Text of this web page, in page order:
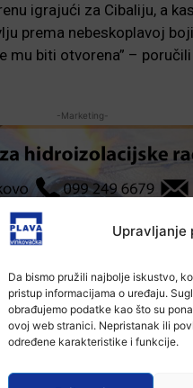
Upravljanje
Da bismo pružili najbolje iskustvo,
pristup informacijama o uređaju.
obrađujemo podatke kao što su
ovoj web stranici. Nepristanak ili
određene karakteristike i funkcije.
igrajući za Cibaliju, a
prema nebeskoplavoj
mu biti otvorena” – poručili
-Marketing-